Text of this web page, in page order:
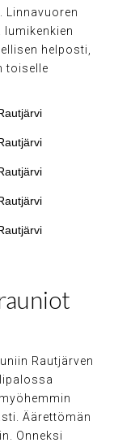
Linnavuoren
lumikenkien
helposti,
toiselle
Rautjärven
Äärettömän
Onneksi